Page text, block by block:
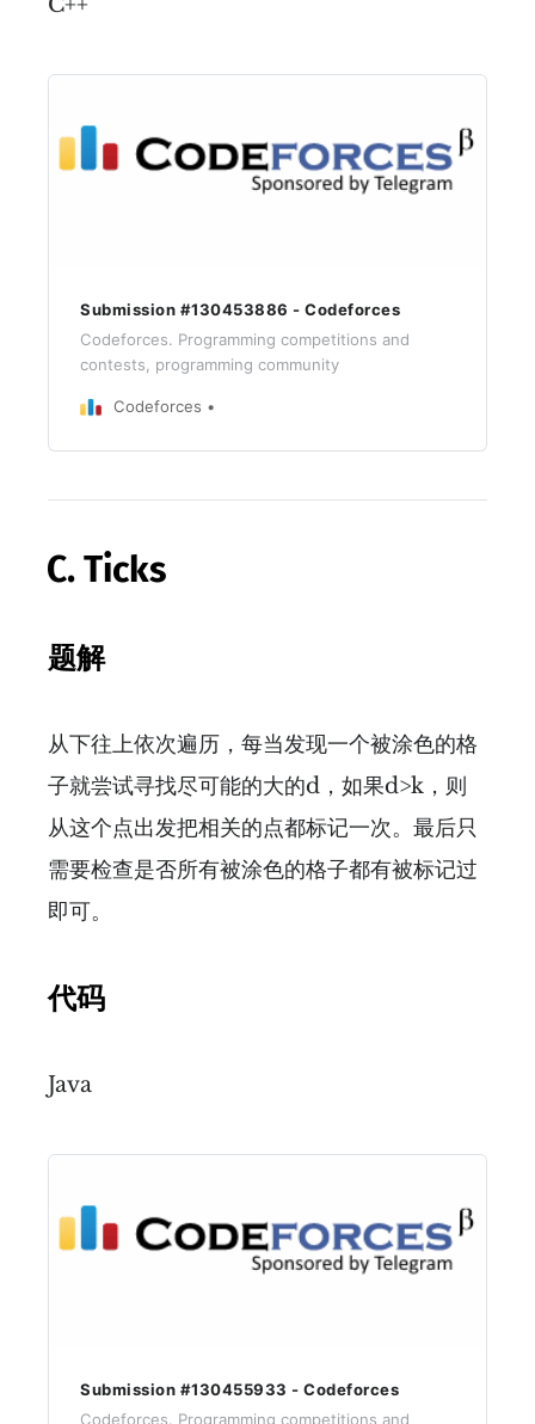
Submission #130453886 - Codeforces
Codeforces. Programming competitions and
contests, programming community
Codeforces
C. Ticks
题解
从下往上依次遍历，每当发现一个被涂色的格
子就尝试寻找尽可能的大的d，如果d>k，则
从这个点出发把相关的点都标记一次。最后只
需要检查是否所有被涂色的格子都有被标记过
即可。
代码
Java
Submission #130455933 - Codeforces
Codeforces. Programming competitions and